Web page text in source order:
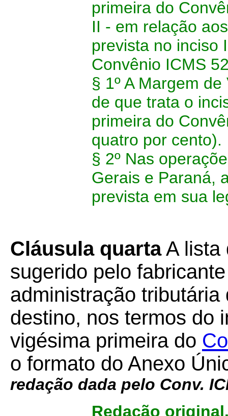
primeira do
II - em relação
prevista no inciso
Convênio ICMS
§ 1º A Margem
de que trata o
primeira do
quatro por cento).
§ 2º Nas
Gerais e Paraná,
prevista em sua
Cláusula quartaA lista
sugerido pelo
administração
destino, nos termos do
vigésima primeira do
o formato do Anexo
redação dada pelo Conv.
Redação